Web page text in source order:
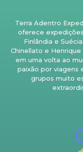
Terra Adentro
oferece
Finlândia e
Chinellato e
em uma volta ao
paixão por viagens
grupos muito